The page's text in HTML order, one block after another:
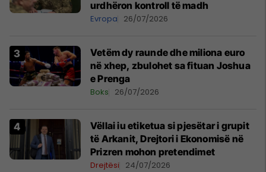
urdhëron kontroll të madh
Evropa 26/07/2026
Vetëm dy raunde dhe miliona euro
në xhep, zbulohet sa fituan Joshua
e Prenga
Boks 26/07/2026
Vëllai iu etiketua si pjesëtar i grupit
të Arkanit, Drejtori i Ekonomisë në
Prizren mohon pretendimet
Drejtësi 24/07/2026